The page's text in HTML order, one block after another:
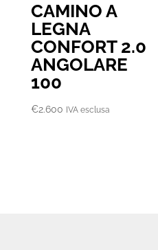
CAMINO A
LEGNA
CONFORT 2.0
ANGOLARE
100
€2.600 IVA esclusa